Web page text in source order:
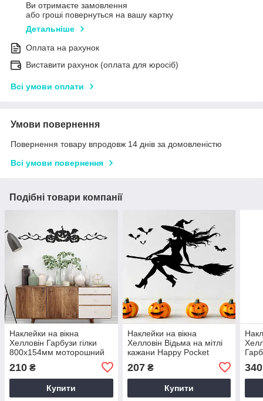
Ви отримаєте замовлення
або гроші повернуться на вашу картку
Детальніше
Оплата на рахунок
Виставити рахунок (оплата для юросіб)
Всі умови оплати
Умови повернення
Повернення товару впродовж 14 днів за домовленістю
Всі умови повернення
Подібні товари компанії
Наклейки на вікна
Хелловін Гарбузи гілки
800х154мм моторошний
декор для стін вікон Happy
Pocket матова Чорний
210 ₴
Купити
Наклейки на вікна
Хелловін Відьма на мітлі
кажани Happy Pocket
чорний матовий
207₴
Купити
340